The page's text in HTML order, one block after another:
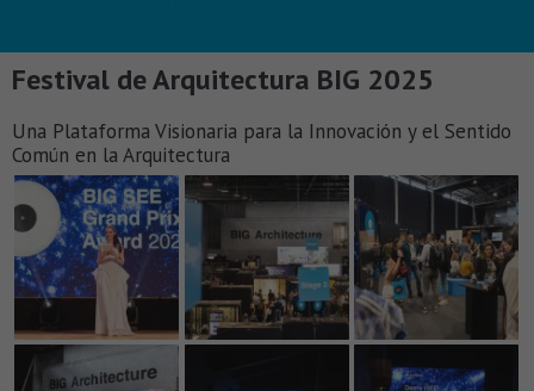
Festival de Arquitectura BIG 2025
Una Plataforma Visionaria para la Innovación y el Sentido
Común en la Arquitectura